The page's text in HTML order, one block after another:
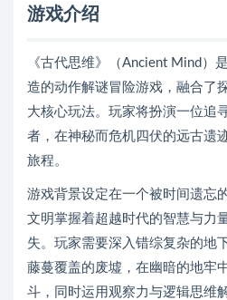
游戏介绍
《古代思维》（Ancient Mind）
造的动作解谜冒险游戏，融合了
大核心玩法。玩家将扮演一位追
者，在神秘而危机四伏的远古遗
旅程。
游戏背景设定在一个被时间遗忘
文明掌握着超越时代的智慧与力
失。玩家需要深入错综复杂的地
藤蔓覆盖的废墟，在幽暗的地牢
斗，同时运用观察力与逻辑思维